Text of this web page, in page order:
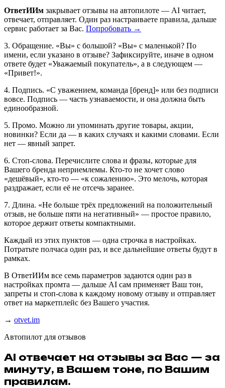
ОтветИИм закрывает отзывы на автопилоте — AI читает,
отвечает, отправляет. Один раз настраиваете правила, дальше
сервис работает за Вас. Попробовать →
3. Обращение. «Вы» с большой? «Вы» с маленькой? По
имени, если указано в отзыве? Зафиксируйте, иначе в одном
ответе будет «Уважаемый покупатель», а в следующем —
«Привет!».
4. Подпись. «С уважением, команда [бренд]» или без подписи
вовсе. Подпись — часть узнаваемости, и она должна быть
единообразной.
5. Промо. Можно ли упоминать другие товары, акции,
новинки? Если да — в каких случаях и какими словами. Если
нет — явный запрет.
6. Стоп-слова. Перечислите слова и фразы, которые для
Вашего бренда неприемлемы. Кто-то не хочет слово
«дешёвый», кто-то — «к сожалению». Это мелочь, которая
раздражает, если её не отсечь заранее.
7. Длина. «Не больше трёх предложений на положительный
отзыв, не больше пяти на негативный» — простое правило,
которое держит ответы компактными.
Каждый из этих пунктов — одна строчка в настройках.
Потратьте полчаса один раз, и все дальнейшие ответы будут в
рамках.
В ОтветИИм все семь параметров задаются один раз в
настройках промта — дальше AI сам применяет Ваш тон,
запреты и стоп-слова к каждому новому отзыву и отправляет
ответ на маркетплейс без Вашего участия.
→ otvet.im
Автопилот для отзывов
AI отвечает на отзывы за Вас — за
минуту, в Вашем тоне, по Вашим
правилам.